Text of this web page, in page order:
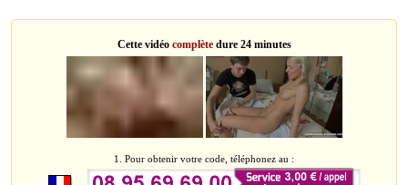
Cette vidéo complètedure 24 minutes
1. Pour obtenir votre code, téléphonez au :